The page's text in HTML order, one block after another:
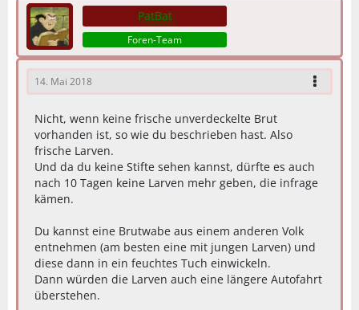
PatBat
Foren-Team
14. Mai 2018
Nicht, wenn keine frische unverdeckelte Brut
vorhanden ist, so wie du beschrieben hast. Also
frische Larven.
Und da du keine Stifte sehen kannst, dürfte es auch
nach 10 Tagen keine Larven mehr geben, die infrage
kämen.
Du kannst eine Brutwabe aus einem anderen Volk
entnehmen (am besten eine mit jungen Larven) und
diese dann in ein feuchtes Tuch einwickeln.
Dann würden die Larven auch eine längere Autofahrt
überstehen.